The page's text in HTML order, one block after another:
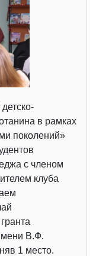
в рамках
поколений»
с членом
клуба
В.Ф.
1 место.